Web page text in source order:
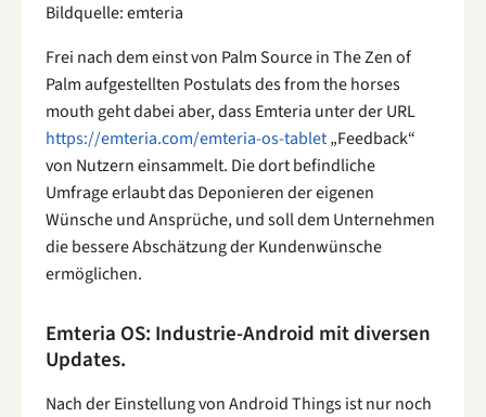
Bildquelle: emteria
Frei nach dem einst von Palm Source in The Zen of
Palm aufgestellten Postulats des from the horses
mouth geht dabei aber, dass Emteria unter der URL
https://emteria.com/emteria-os-tablet„Feedback“
von Nutzern einsammelt. Die dort befindliche
Umfrage erlaubt das Deponieren der eigenen
Wünsche und Ansprüche, und soll dem Unternehmen
die bessere Abschätzung der Kundenwünsche
ermöglichen.
Emteria OS: Industrie-Android mit diversen
Updates.
Nach der Einstellung von Android Things ist nur noch